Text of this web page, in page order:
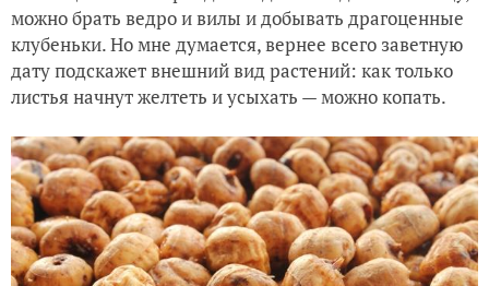
можно брать ведро и вилы и добывать драгоценные
клубеньки. Но мне думается, вернее всего заветную
дату подскажет внешний вид растений: как только
листья начнут желтеть и усыхать — можно копать.